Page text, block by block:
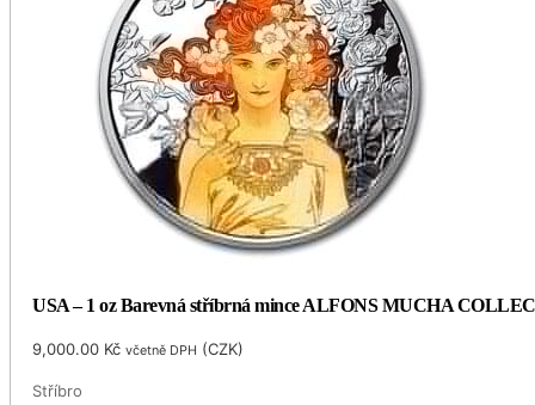
USA – 1 oz Barevná stříbrná mince ALFONS MUCHA
9,000.00 Kč včetně DPH (CZK)
Stříbro